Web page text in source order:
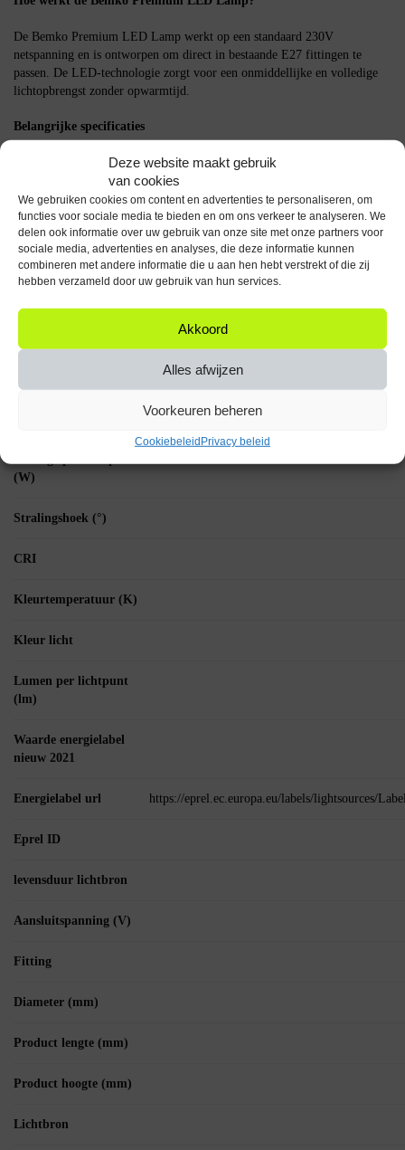
Deze website maakt gebruik
van cookies
We gebruiken cookies om content en advertenties te personaliseren, om
functies voor sociale media te bieden en om ons verkeer te analyseren. We
delen ook informatie over uw gebruik van onze site met onze partners voor
sociale media, advertenties en analyses, die deze informatie kunnen
combineren met andere informatie die u aan hen hebt verstrekt of die zij
hebben verzameld door uw gebruik van hun services.
Akkoord
Alles afwijzen
Voorkeuren beheren
Cookiebeleid Privacy beleid
De Bemko Premium LED Lamp werkt op een standaard 230V
netspanning en is ontworpen om direct in bestaande E27 fittingen te
passen. De LED-technologie zorgt voor een onmiddellijke en volledige
lichtopbrengst zonder opwarmtijd.
Belangrijke specificaties
Vermogen: 11W (vervangt 110W)
Lichtopbrengst: 1550 lumen
Kleurtemperatuur: 4000K Neutraal Wit
Spanning: 230V
Aantal: 10 stuks
De Bemko Premium LED Lamp E27 is een praktische keuze voor wie op
zoek is naar energiezuinige en heldere verlichting voor diverse
Specificaties
(W)
Stralingshoek (°)
CRI
Kleurtemperatuur (K)
Kleur licht
Lumen per lichtpunt
(lm)
Waarde energielabel
nieuw 2021
Energielabel url https://eprel.ec.europa.eu/labels/lightsources/
Eprel ID
levensduur lichtbron
Aansluitspanning (V)
Fitting
Diameter (mm)
Product lengte (mm)
Product hoogte (mm)
Lichtbron